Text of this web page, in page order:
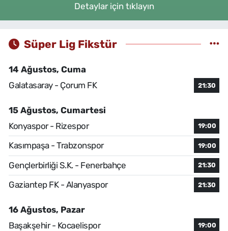
Detaylar için tıklayın
Süper Lig Fikstür
14 Ağustos, Cuma
Galatasaray - Çorum FK
21:30
15 Ağustos, Cumartesi
Konyaspor - Rizespor
19:00
Kasımpaşa - Trabzonspor 19:00
Gençlerbirliği S.K. - Fenerbahçe 21:30
Gaziantep FK - Alanyaspor 21:30
16 Ağustos, Pazar
Başakşehir - Kocaelispor
19:00